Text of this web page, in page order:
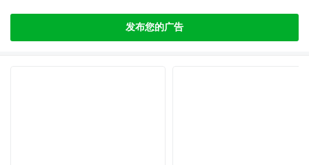
发布您的广告